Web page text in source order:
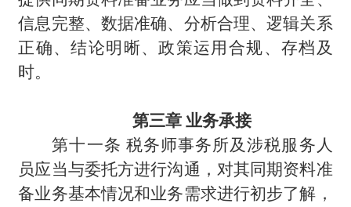
信息完整、数据准确、分析合理、逻辑关系
正确、结论明晰、政策运用合规、存档及
时。
第三章 业务承接
第十一条 税务师事务所及涉税服务人
员应当与委托方进行沟通，对其同期资料准
备业务基本情况和业务需求进行初步了解，